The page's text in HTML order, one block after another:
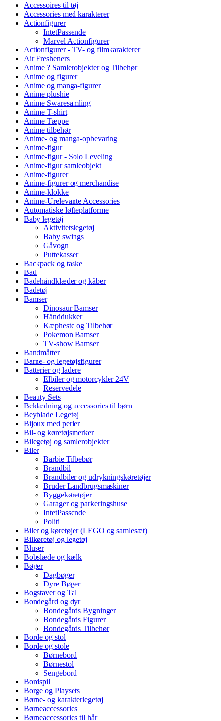
Accessoires til tøj
Accessories med karakterer
Actionfigurer
IntetPassende
Marvel Actionfigurer
Actionfigurer - TV- og filmkarakterer
Air Fresheners
Anime ? Samlerobjekter og Tilbehør
Anime og figurer
Anime og manga-figurer
Anime plushie
Anime Swaresamling
Anime T-shirt
Anime Tæppe
Anime tilbehør
Anime- og manga-opbevaring
Anime-figur
Anime-figur - Solo Leveling
Anime-figur samleobjekt
Anime-figurer
Anime-figurer og merchandise
Anime-klokke
Anime-Urelevante Accessories
Automatiske løfteplatforme
Baby legetøj
Aktivitetslegetøj
Baby swings
Gåvogn
Puttekasser
Backpack og taske
Bad
Badehåndklæder og kåber
Badetøj
Bamser
Dinosaur Bamser
Hånddukker
Kæpheste og Tilbehør
Pokemon Bamser
TV-show Bamser
Bandmåtter
Barne- og legetøjsfigurer
Batterier og ladere
Elbiler og motorcykler 24V
Reservedele
Beauty Sets
Beklædning og accessories til børn
Beyblade Legetøj
Bijoux med perler
Bil- og køretøjsmerker
Bilegetøj og samlerobjekter
Biler
Barbie Tilbebør
Brandbil
Brandbiler og udrykningskøretøjer
Bruder Landbrugsmaskiner
Byggekøretøjer
Garager og parkeringshuse
IntetPassende
Politi
Biler og køretøjer (LEGO og samlesæt)
Bilkøretøj og legetøj
Bluser
Bobslæde og kælk
Bøger
Dagbøger
Dyre Bøger
Bogstaver og Tal
Bondegård og dyr
Bondegårds Bygninger
Bondegårds Figurer
Bondegårds Tilbehør
Borde og stol
Borde og stole
Børnebord
Børnestol
Sengebord
Bordspil
Borge og Playsets
Børne- og karakterlegetøj
Børneaccessories
Børneaccessories til hår